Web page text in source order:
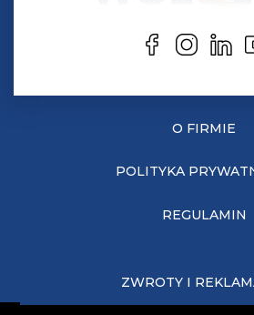
O FIRMIE
POLITYKA
REGULAMIN
ZWROTY I